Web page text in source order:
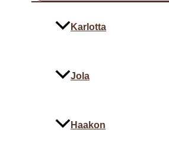
Karlotta
Jola
Haakon